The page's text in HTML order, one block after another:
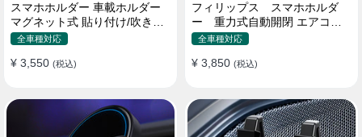
スマホホルダー 車載ホルダー
マグネット式 貼り付け/吹き出
し口 合金 多機種対応
全車種対応
¥ 3,550 (税込)
フィリップス スマホホルダ
ー 重力式自動開閉 エアコン
吹き出し口用 クリップ式 車
全車種対応
¥ 3,850 (税込)